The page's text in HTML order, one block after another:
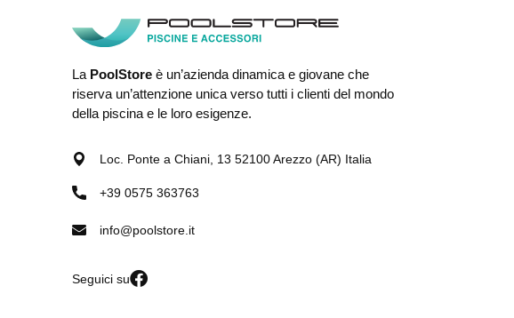
La PoolStoreè un’azienda dinamica e giovane che
riserva un’attenzione unica verso tutti i clienti del mondo
della piscina e le loro esigenze.
Loc. Ponte a Chiani, 13 52100 Arezzo (AR) Italia
+39 0575 363763
info@poolstore.it
Seguici su